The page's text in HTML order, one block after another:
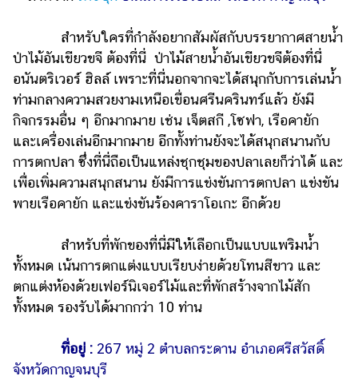
สำหรับใครที่กำลังอยากสัมผัสกับบรรยากาศสายน้ำ
ป่าไม้อันเขียวขจี ต้องที่นี่ ป่าไม้สายน้ำอันเขียวขจีต้องที่นี่
อนันตริเวอร์ ฮิลล์ เพราะที่นี่นอกจากจะได้สนุกกับการเล่นน้ำ
ท่ามกลางความสวยงามเหนือเขื่อนศรีนครินทร์แล้ว ยังมี
กิจกรรมอื่น ๆ อีกมากมาย เช่น เจ็ตสกี ,โซฟา, เรือคายัก
และเครื่องเล่นอีกมากมาย อีกทั้งท่านยังจะได้สนุกสนานกับ
การตกปลา ซึ่งที่นี่ถือเป็นแหล่งชุกชุมของปลาเลยก็ว่าได้ และ
เพื่อเพิ่มความสนุกสนาน ยังมีการแข่งขันการตกปลา แข่งขัน
พายเรือคายัก และแข่งขันร้องคาราโอเกะ อีกด้วย
สำหรับที่พักของที่นี่มีให้เลือกเป็นแบบแพริมน้ำ
ทั้งหมด เน้นการตกแต่งแบบเรียบง่ายด้วยโทนสีขาว และ
ตกแต่งห้องด้วยเฟอร์นิเจอร์ไม้และที่พักสร้างจากไม้สัก
ทั้งหมด รองรับได้มากกว่า 10 ท่าน
ที่อยู่ : 267 หมู่ 2 ตำบลกระดาน อำเภอศรีสวัสดิ์
จังหวัดกาญจนบุรี